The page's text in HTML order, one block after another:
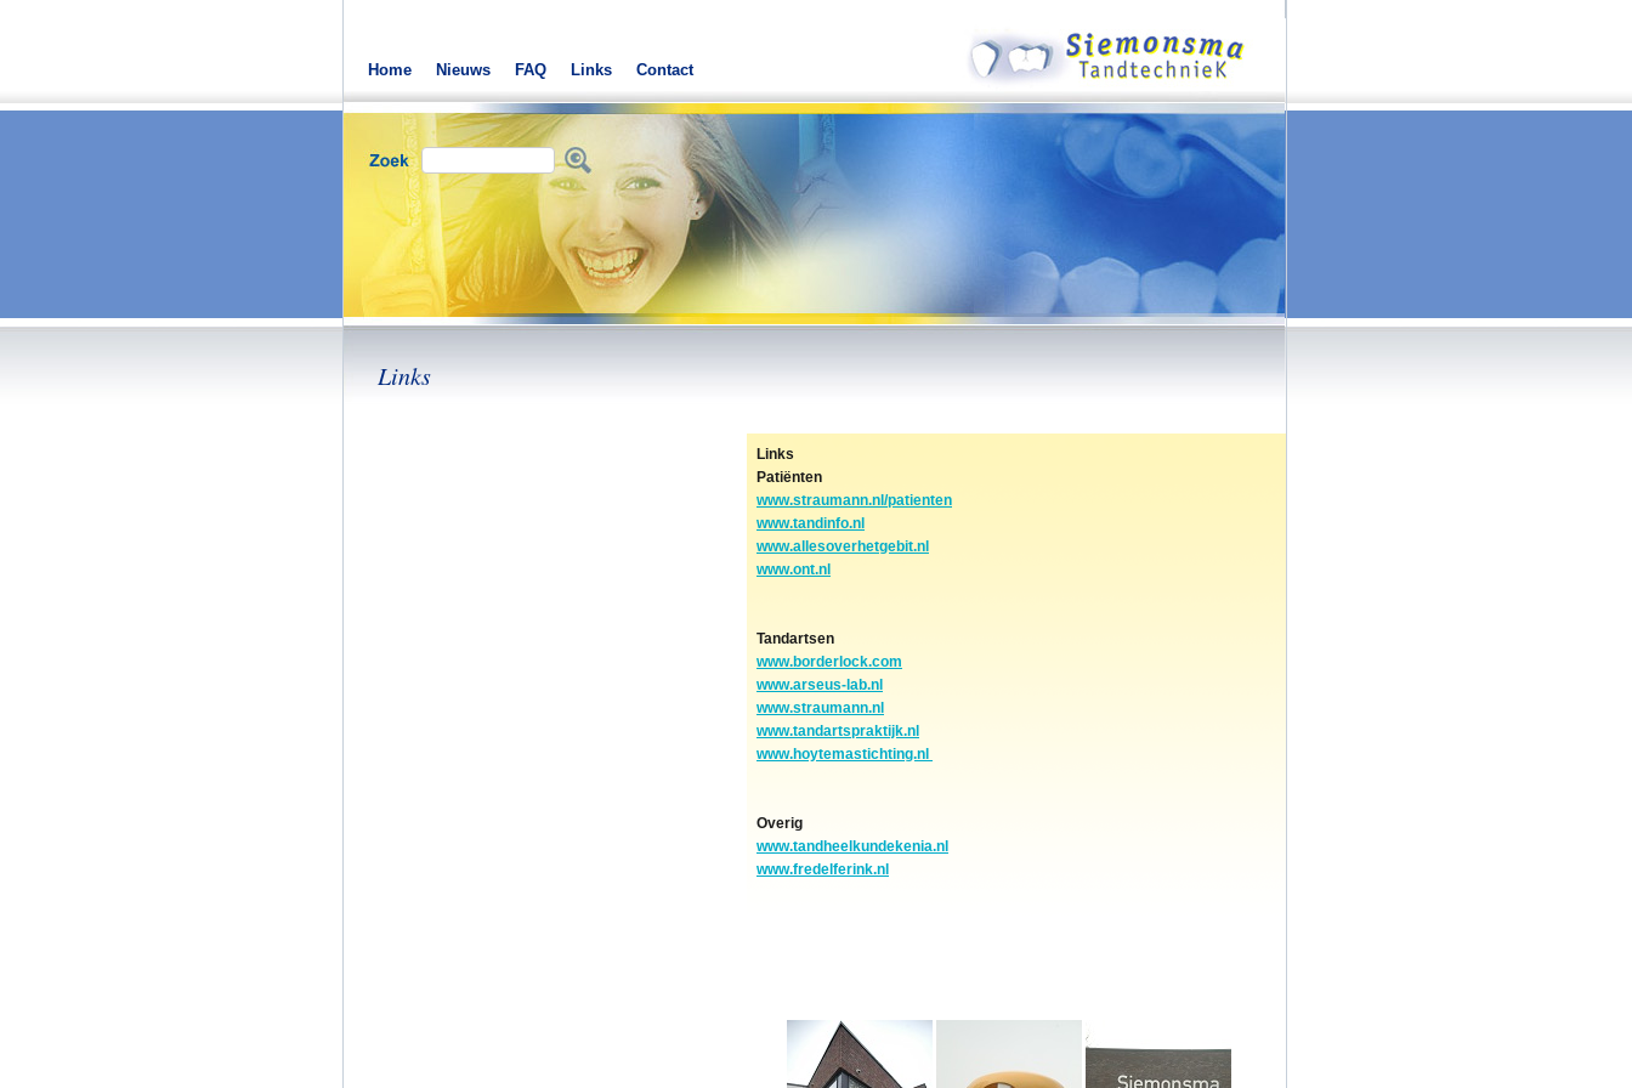
Home Nieuws FAQ Links Contact
Links
Links
Patiënten
www.straumann.nl/patienten
www.tandinfo.nl
www.allesoverhetgebit.nl
www.ont.nl
Tandartsen
www.borderlock.com
www.arseus-lab.nl
www.straumann.nl
www.tandartspraktijk.nl
www.hoytemastichting.nl
Overig
www.tandheelkundekenia.nl
www.fredelferink.nl